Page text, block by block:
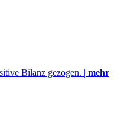
Bilanz gezogen. | mehr